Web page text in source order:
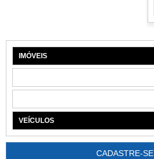
IMÓVEIS
VEÍCULOS
CADASTRE-SE